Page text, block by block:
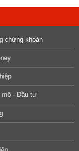
chứng khoán
mô - Đầu tư